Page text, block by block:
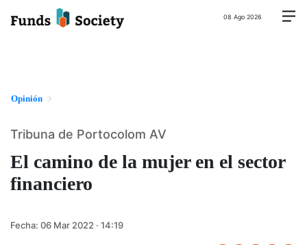
08 Ago 2026
Opinión
El camino de la mujer en el sector
financiero
Tribuna de Portocolom AV
Fecha: 06 Mar 2022 · 14:19